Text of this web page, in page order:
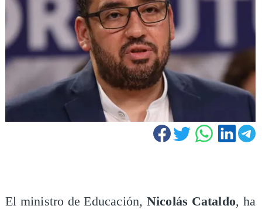
El ministro de Educación, Nicolás Cataldo, ha